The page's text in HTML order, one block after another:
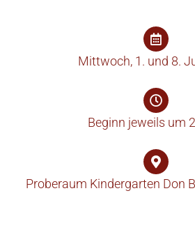
Mittwoch, 1. und 8.
Beginn jeweils um
Proberaum Kindergarten Don